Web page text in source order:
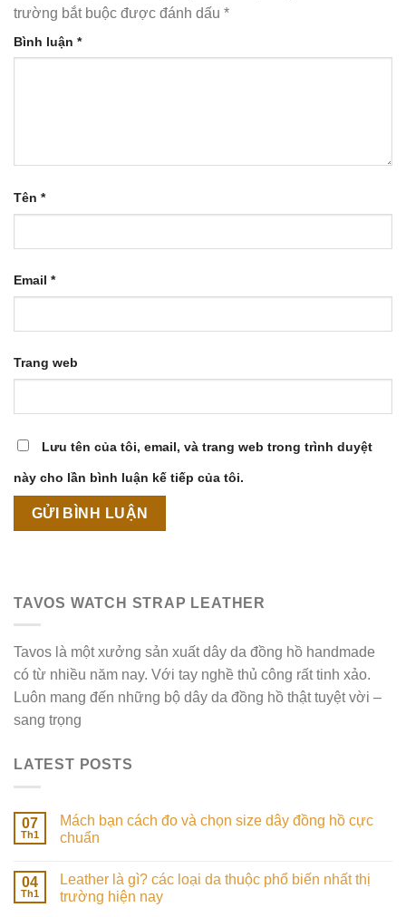
trường bắt buộc được đánh dấu *
Bình luận *
Tên *
Email *
Trang web
Lưu tên của tôi, email, và trang web trong trình duyệt
này cho lần bình luận kế tiếp của tôi.
TAVOS WATCH STRAP LEATHER
Tavos là một xưởng sản xuất dây da đồng hồ handmade
có từ nhiều năm nay. Với tay nghề thủ công rất tinh xảo.
Luôn mang đến những bộ dây da đồng hồ thật tuyệt vời –
sang trọng
LATEST POSTS
07
Th1
Mách bạn cách đo và chọn size dây đồng hồ cực
chuẩn
04
Th1
Leather là gì? các loại da thuộc phổ biến nhất thị
trường hiện nay